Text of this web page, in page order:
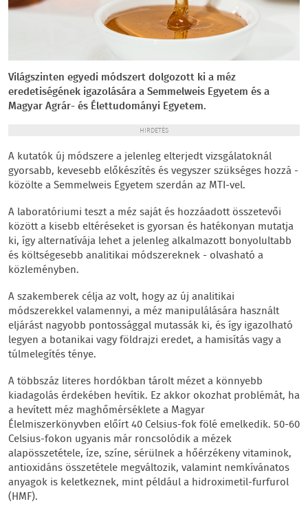
Világszinten egyedi módszert dolgozott ki a méz
eredetiségének igazolására a Semmelweis Egyetem és a
Magyar Agrár- és Élettudományi Egyetem.
HIRDETÉS
A kutatók új módszere a jelenleg elterjedt vizsgálatoknál
gyorsabb, kevesebb előkészítés és vegyszer szükséges hozzá -
közölte a Semmelweis Egyetem szerdán az MTI-vel.
A laboratóriumi teszt a méz saját és hozzáadott összetevői
között a kisebb eltéréseket is gyorsan és hatékonyan mutatja
ki, így alternatívája lehet a jelenleg alkalmazott bonyolultabb
és költségesebb analitikai módszereknek - olvasható a
közleményben.
A szakemberek célja az volt, hogy az új analitikai
módszerekkel valamennyi, a méz manipulálására használt
eljárást nagyobb pontossággal mutassák ki, és így igazolható
legyen a botanikai vagy földrajzi eredet, a hamisítás vagy a
túlmelegítés ténye.
A többszáz literes hordókban tárolt mézet a könnyebb
kiadagolás érdekében hevítik. Ez akkor okozhat problémát, ha
a hevített méz maghőmérséklete a Magyar
Élelmiszerkönyvben előírt 40 Celsius-fok fölé emelkedik. 50-60
Celsius-fokon ugyanis már roncsolódik a mézek
alapösszetétele, íze, színe, sérülnek a hőérzékeny vitaminok,
antioxidáns összetétele megváltozik, valamint nemkívánatos
anyagok is keletkeznek, mint például a hidroximetil-furfurol
(HMF).